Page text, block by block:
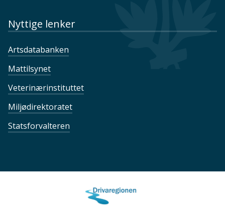
Nyttige lenker
Artsdatabanken
Mattilsynet
Veterinærinstituttet
Miljødirektoratet
Statsforvalteren